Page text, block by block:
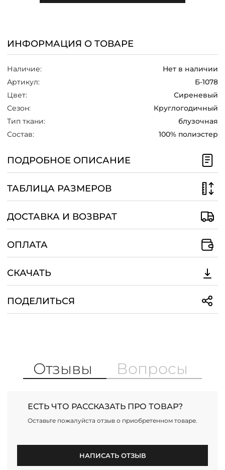
MANAGER@DSTREND.RU
ЗАКАЗАТЬ ЗВОНОК
ИНФОРМАЦИЯ О ТОВАРЕ
Наличие:
Нет в наличии
Артикул:
Б-1078
Цвет:
Сиреневый
Сезон:
Круглогодичный
Тип ткани:
блузочная
Состав:
100% полиэстер
ПОДРОБНОЕ ОПИСАНИЕ
ТАБЛИЦА РАЗМЕРОВ
ДОСТАВКА И ВОЗВРАТ
ОПЛАТА
СКАЧАТЬ
ПОДЕЛИТЬСЯ
Отзывы Вопросы
ЕСТЬ ЧТО РАССКАЗАТЬ ПРО ТОВАР?
Оставьте пожалуйста отзыв о приобретенном товаре.
НАПИСАТЬ ОТЗЫВ